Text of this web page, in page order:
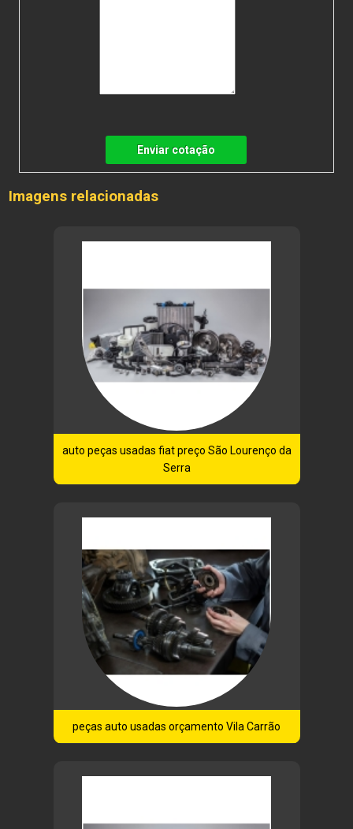
Enviar cotação
Imagens relacionadas
auto peças usadas fiat preço São Lourenço da
Serra
peças auto usadas orçamento Vila Carrão